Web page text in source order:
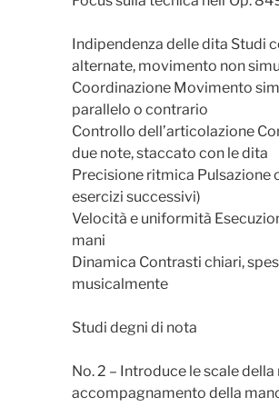
Indipendenza delle dita Studi
alternate, movimento non
Coordinazione Movimento
parallelo o contrario
Controllo dell’articolazione
due note, staccato con le dita
Precisione ritmica Pulsazione
esercizi successivi)
Velocità e uniformità
mani
Dinamica Contrasti chiari,
musicalmente
Studi degni di nota
No. 2 – Introduce le scale
accompagnamento della